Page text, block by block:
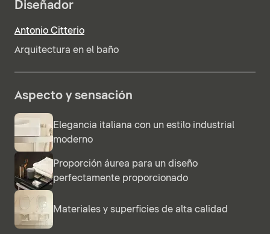
Diseñador
Antonio Citterio
Arquitectura en el baño
Aspecto y sensación
Elegancia italiana con un estilo industrial
moderno
Proporción áurea para un diseño
perfectamente proporcionado
Materiales y superficies de alta calidad